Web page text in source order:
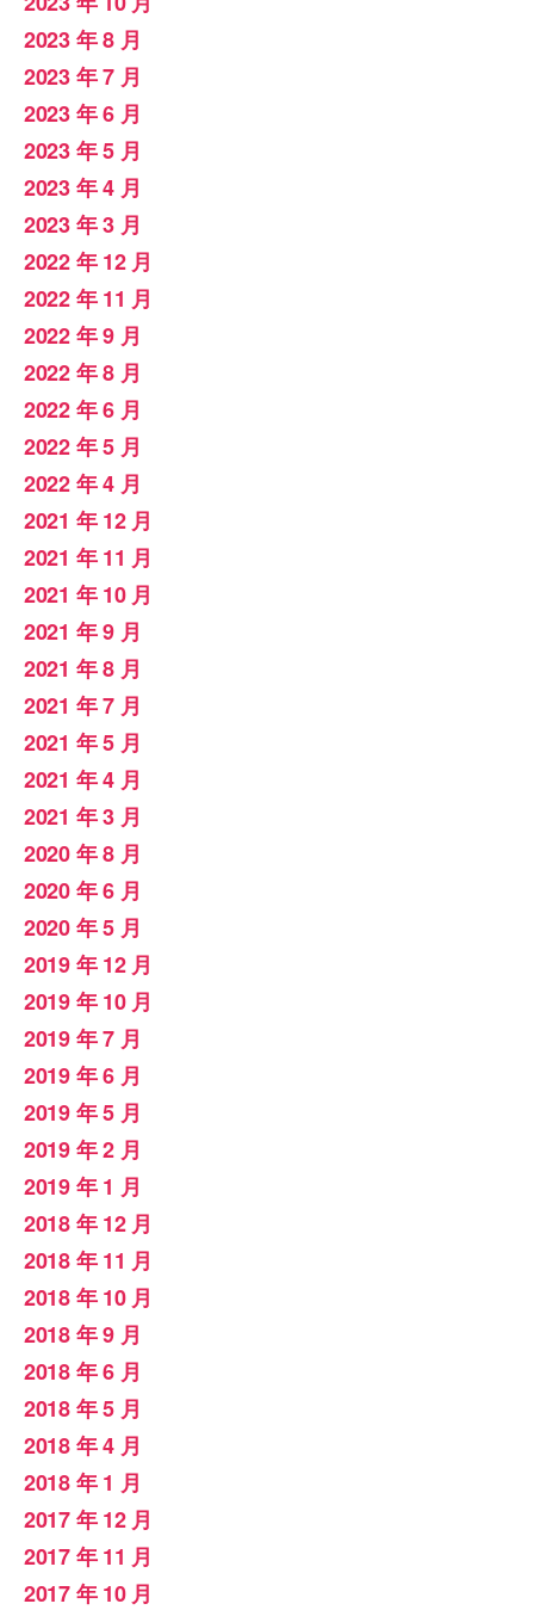
2023 年 8 月
2023 年 7 月
2023 年 6 月
2023 年 5 月
2023 年 4 月
2023 年 3 月
2022 年 12 月
2022 年 11 月
2022 年 9 月
2022 年 8 月
2022 年 6 月
2022 年 5 月
2022 年 4 月
2021 年 12 月
2021 年 11 月
2021 年 10 月
2021 年 9 月
2021 年 8 月
2021 年 7 月
2021 年 5 月
2021 年 4 月
2021 年 3 月
2020 年 8 月
2020 年 6 月
2020 年 5 月
2019 年 12 月
2019 年 10 月
2019 年 7 月
2019 年 6 月
2019 年 5 月
2019 年 2 月
2019 年 1 月
2018 年 12 月
2018 年 11 月
2018 年 10 月
2018 年 9 月
2018 年 6 月
2018 年 5 月
2018 年 4 月
2018 年 1 月
2017 年 12 月
2017 年 11 月
2017 年 10 月